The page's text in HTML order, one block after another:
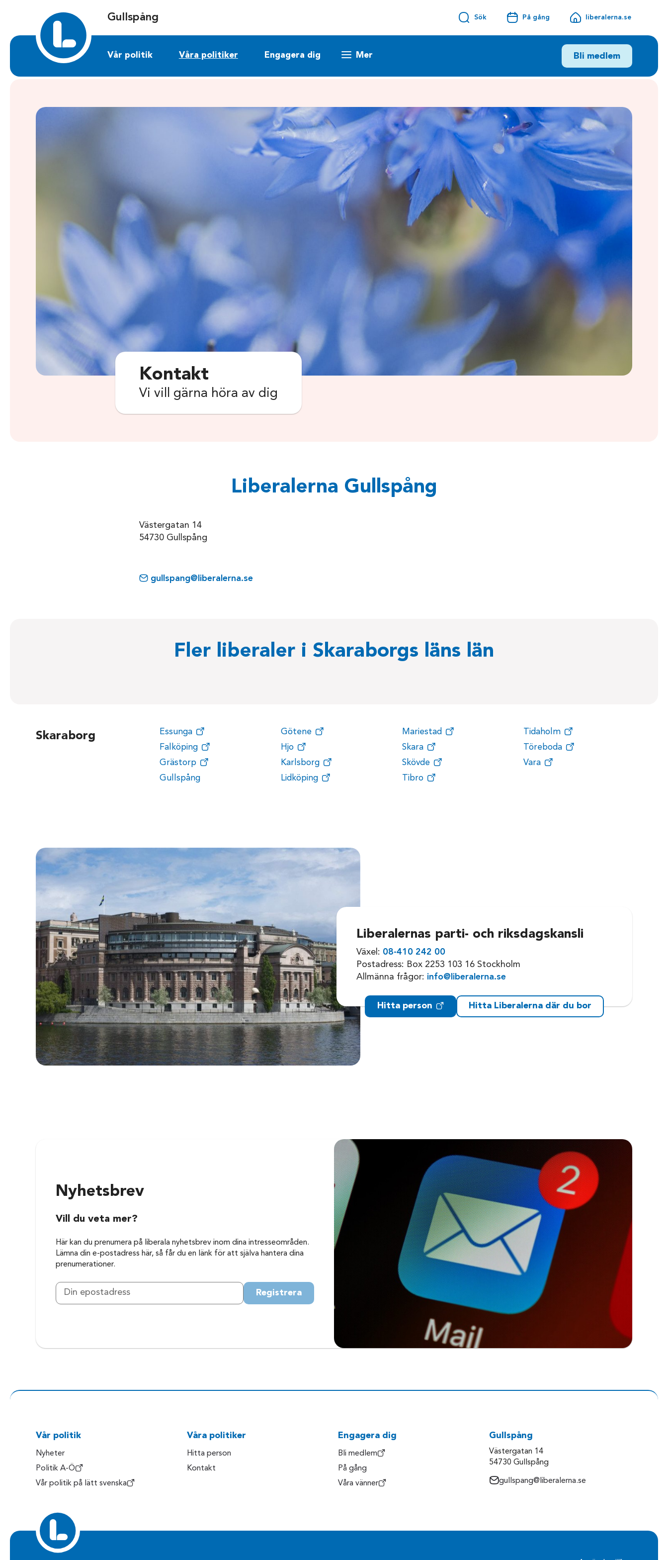
Gullspång Sök På gång liberalerna.se
Vår politik Våra politiker Engagera dig Mer Bli medlem
Kontakt
Vi vill gärna höra av dig
Liberalerna Gullspång
Västergatan 14
54730 Gullspång
gullspang@liberalerna.se
Fler liberaler i Skaraborgs läns län
Skaraborg
Essunga
Falköping
Grästorp
Gullspång
Götene
Hjo
Karlsborg
Lidköping
Mariestad
Skara
Skövde
Tibro
Tidaholm
Töreboda
Vara
Liberalernas parti- och riksdagskansli
Växel: 08-410 242 00
Postadress: Box 2253 103 16 Stockholm
Allmänna frågor: info@liberalerna.se
Hitta person Hitta Liberalerna där du bor
Nyhetsbrev
Vill du veta mer?
Här kan du prenumera på liberala nyhetsbrev inom dina intresseområden.
Lämna din e-postadress här, så får du en länk för att själva hantera dina
prenumerationer.
Registrera
Vår politik
Nyheter
Politik A-Ö
Vår politik på lätt svenska
Våra politiker
Hitta person
Kontakt
Engagera dig
Bli medlem
På gång
Våra vänner
Gullspång
Västergatan 14
54730 Gullspång
gullspang@liberalerna.se